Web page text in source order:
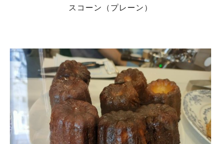
スコーン（プレーン）